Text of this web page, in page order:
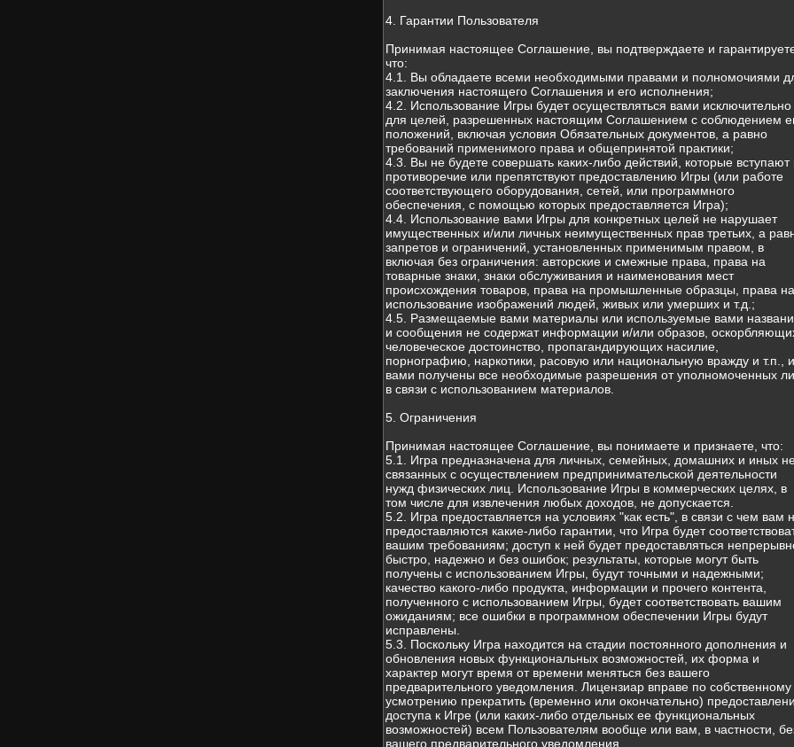
4. Гарантии Пользователя
Принимая настоящее Соглашение, вы подтверждаете и
что:
4.1. Вы обладаете всеми необходимыми правами и полномочиями
заключения настоящего Соглашения и его исполнения;
4.2. Использование Игры будет осуществляться вами исключительно
для целей, разрешенных настоящим Соглашением с соблюдением
положений, включая условия Обязательных документов, а равно
требований применимого права и общепринятой практики;
4.3. Вы не будете совершать каких-либо действий, которые вступают
противоречие или препятствуют предоставлению Игры (или работе
соответствующего оборудования, сетей, или программного
обеспечения, с помощью которых предоставляется Игра);
4.4. Использование вами Игры для конкретных целей не нарушает
имущественных и/или личных неимущественных прав третьих, а
запретов и ограничений, установленных применимым правом, в
включая без ограничения: авторские и смежные права, права на
товарные знаки, знаки обслуживания и наименования мест
происхождения товаров, права на промышленные образцы, права на
использование изображений людей, живых или умерших и т.д.;
4.5. Размещаемые вами материалы или используемые вами
и сообщения не содержат информации и/или образов,
человеческое достоинство, пропагандирующих насилие,
порнографию, наркотики, расовую или национальную вражду и т.п., и
вами получены все необходимые разрешения от уполномоченных
в связи с использованием материалов.
5. Ограничения
Принимая настоящее Соглашение, вы понимаете и признаете, что:
5.1. Игра предназначена для личных, семейных, домашних и иных
связанных с осуществлением предпринимательской деятельности
нужд физических лиц. Использование Игры в коммерческих целях, в
том числе для извлечения любых доходов, не допускается.
5.2. Игра предоставляется на условиях "как есть", в связи с чем вам
предоставляются какие-либо гарантии, что Игра будет
вашим требованиям; доступ к ней будет предоставляться
быстро, надежно и без ошибок; результаты, которые могут быть
получены с использованием Игры, будут точными и надежными;
качество какого-либо продукта, информации и прочего контента,
полученного с использованием Игры, будет соответствовать вашим
ожиданиям; все ошибки в программном обеспечении Игры будут
исправлены.
5.3. Поскольку Игра находится на стадии постоянного дополнения и
обновления новых функциональных возможностей, их форма и
характер могут время от времени меняться без вашего
предварительного уведомления. Лицензиар вправе по собственному
усмотрению прекратить (временно или окончательно)
доступа к Игре (или каких-либо отдельных ее функциональных
возможностей) всем Пользователям вообще или вам, в частности,
вашего предварительного уведомления.